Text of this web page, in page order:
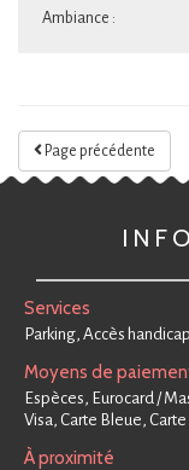
Ambiance :
Page précédente
Services
Parking, Accès
Moyens de
Espèces, Eurocard /
Visa, Carte Bleue,
À proximité